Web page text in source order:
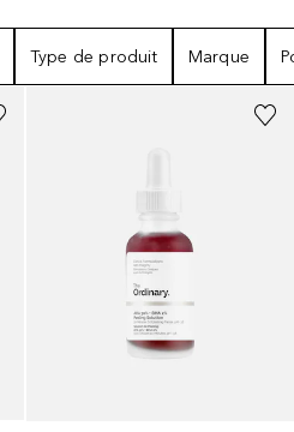
Type de produit Marque